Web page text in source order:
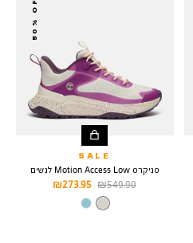
50% OFF
SALE
סניקרס Motion Access Low לנשים
מחיר
מוצר
273.95 ₪
מחיר
549.90 ₪
צבע
NATURAL